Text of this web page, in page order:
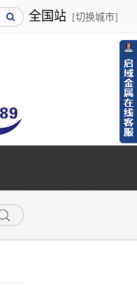
全国站 [切换城市]